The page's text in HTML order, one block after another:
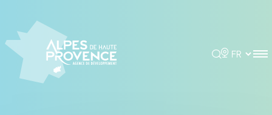
Rechercher
Choisir la